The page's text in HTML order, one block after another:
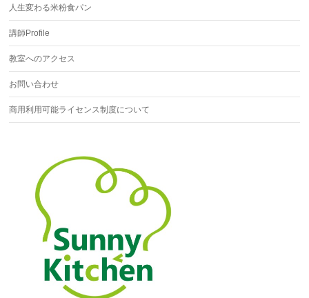
人生変わる米粉食パン
講師Profile
教室へのアクセス
お問い合わせ
商用利用可能ライセンス制度について